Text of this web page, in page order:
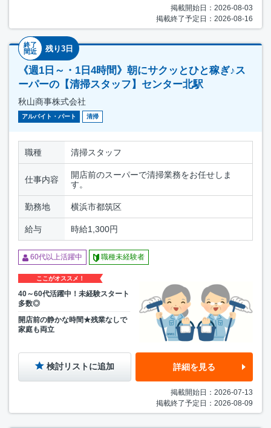
掲載開始日：2026-08-03
掲載終了予定日：2026-08-16
終了
間近
残り3日
《週1日～・1日4時間》朝にサクッとひと稼ぎ♪ス
ーパーの【清掃スタッフ】センター北駅
秋山商事株式会社
アルバイト・パート 清掃
職種 清掃スタッフ
仕事内容
開店前のスーパーで清掃業務をお任せしま
す。
勤務地 横浜市都筑区
給与 時給1,300円
60代以上活躍中 職種未経験者
ここがオススメ！
40～60代活躍中！未経験スタート
多数◎
開店前の静かな時間★残業なしで
家庭も両立
検討リストに追加 詳細を見る
掲載開始日：2026-07-13
掲載終了予定日：2026-08-09